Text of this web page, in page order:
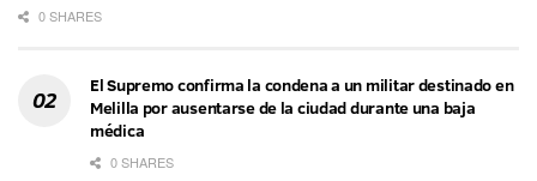
0 SHARES
El Supremo confirma la condena a un militar destinado en
Melilla por ausentarse de la ciudad durante una baja
médica
0 SHARES